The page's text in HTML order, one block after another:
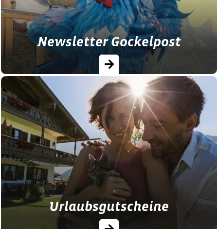
Newsletter Gockelpost
Verpassen Sie keine Insider-Infos, Blicke
hinter die Kulissen und neueste Angebote
mit unserem Gäste-Newsletter!
Urlaubsgutscheine